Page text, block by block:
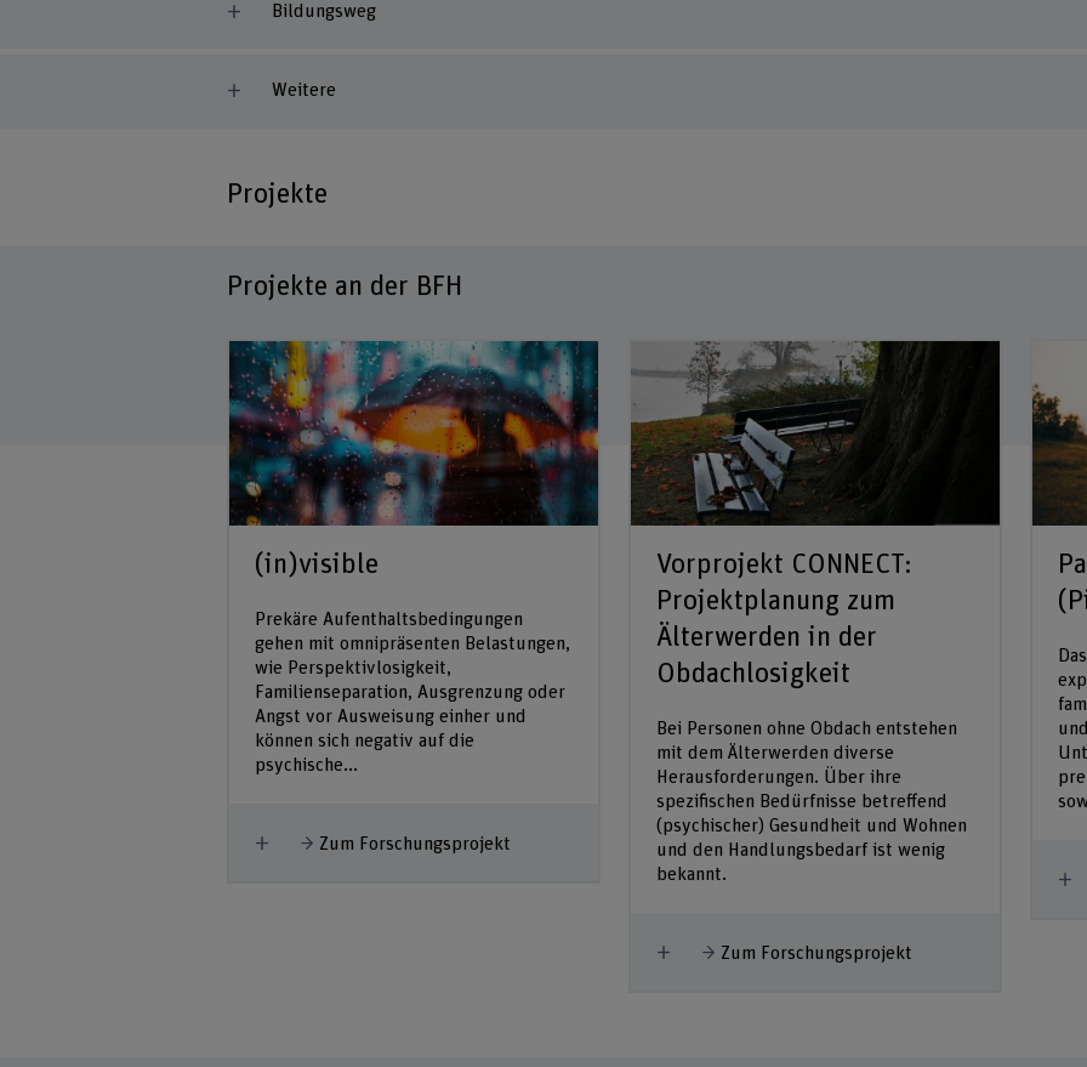
Bildungsweg
Weitere
Projekte
Projekte an der BFH
(in)visible
Prekäre Aufenthaltsbedingungen
gehen mit omnipräsenten Belastungen,
wie Perspektivlosigkeit,
Familienseparation, Ausgrenzung oder
Angst vor Ausweisung einher und
können sich negativ auf die
psychische...
Mehr anzeigen
Zum Forschungsprojekt
Vorprojekt CONNECT:
Projektplanung zum
Älterwerden in der
Obdachlosigkeit
Bei Personen ohne Obdach entstehen
mit dem Älterwerden diverse
Herausforderungen. Über ihre
spezifischen Bedürfnisse betreffend
(psychischer) Gesundheit und Wohnen
und den Handlungsbedarf ist wenig
bekannt.
Mehr anzeigen
Zum Forschungsprojekt